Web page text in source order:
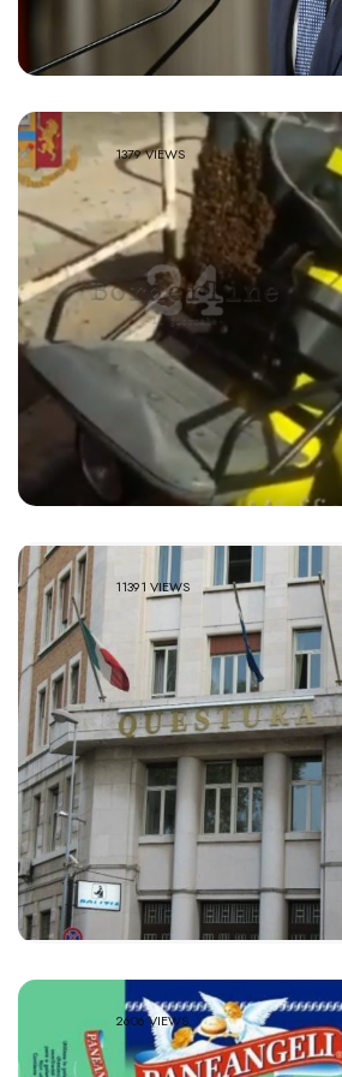
1379 VIEWS
11391 VIEWS
2606 VIEWS